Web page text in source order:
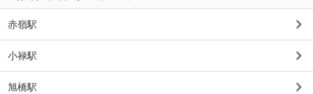
赤嶺駅
小禄駅
旭橋駅